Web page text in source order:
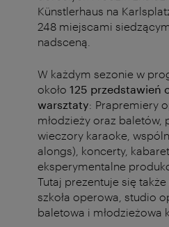
Künstlerhaus na
248 miejscami
nadsceną.
W każdym sezonie w
około 125 przedstawień
warsztaty: Prapremiery
młodzieży oraz baletów,
wieczory karaoke,
alongs), koncerty,
eksperymentalne
Tutaj prezentuje się
szkoła operowa, studio
baletowa i młodzieżowa